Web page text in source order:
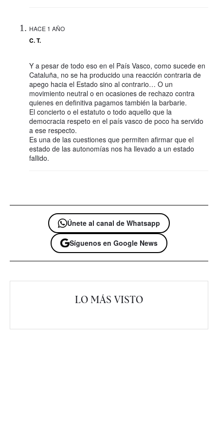
HACE 1 AÑO
C. T.
Y a pesar de todo eso en el País Vasco, como sucede en
Cataluña, no se ha producido una reacción contraria de
apego hacia el Estado sino al contrario… O un
movimiento neutral o en ocasiones de rechazo contra
quienes en definitiva pagamos también la barbarie.
El concierto o el estatuto o todo aquello que la
democracia respeto en el país vasco de poco ha servido
a ese respecto.
Es una de las cuestiones que permiten afirmar que el
estado de las autonomías nos ha llevado a un estado
fallido.
Únete al canal de Whatsapp
Síguenos en Google News
LO MÁS VISTO